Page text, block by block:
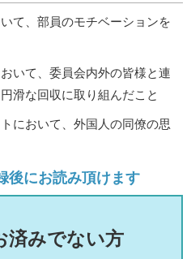
て、部員のモチベーションを
いて、委員会内外の皆様と連
滑な回収に取り組んだこと
において、外国人の同僚の思
にお読み頂けます
済みでない方